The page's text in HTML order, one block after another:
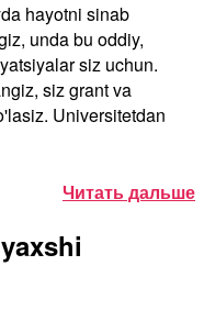
hayotni sinab
unda bu oddiy,
siz uchun.
siz grant va
Universitetdan
Читать дальше